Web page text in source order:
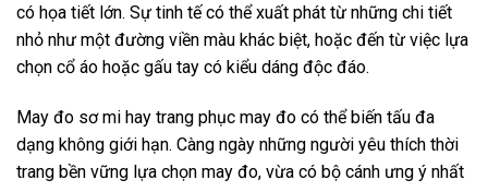
có họa tiết lớn. Sự tinh tế có thể xuất phát từ những chi tiết
nhỏ như một đường viền màu khác biệt, hoặc đến từ việc lựa
chọn cổ áo hoặc gấu tay có kiểu dáng độc đáo.
May đo sơ mi hay trang phục may đo có thể biến tấu đa
dạng không giới hạn. Càng ngày những người yêu thích thời
trang bền vững lựa chọn may đo, vừa có bộ cánh ưng ý nhất